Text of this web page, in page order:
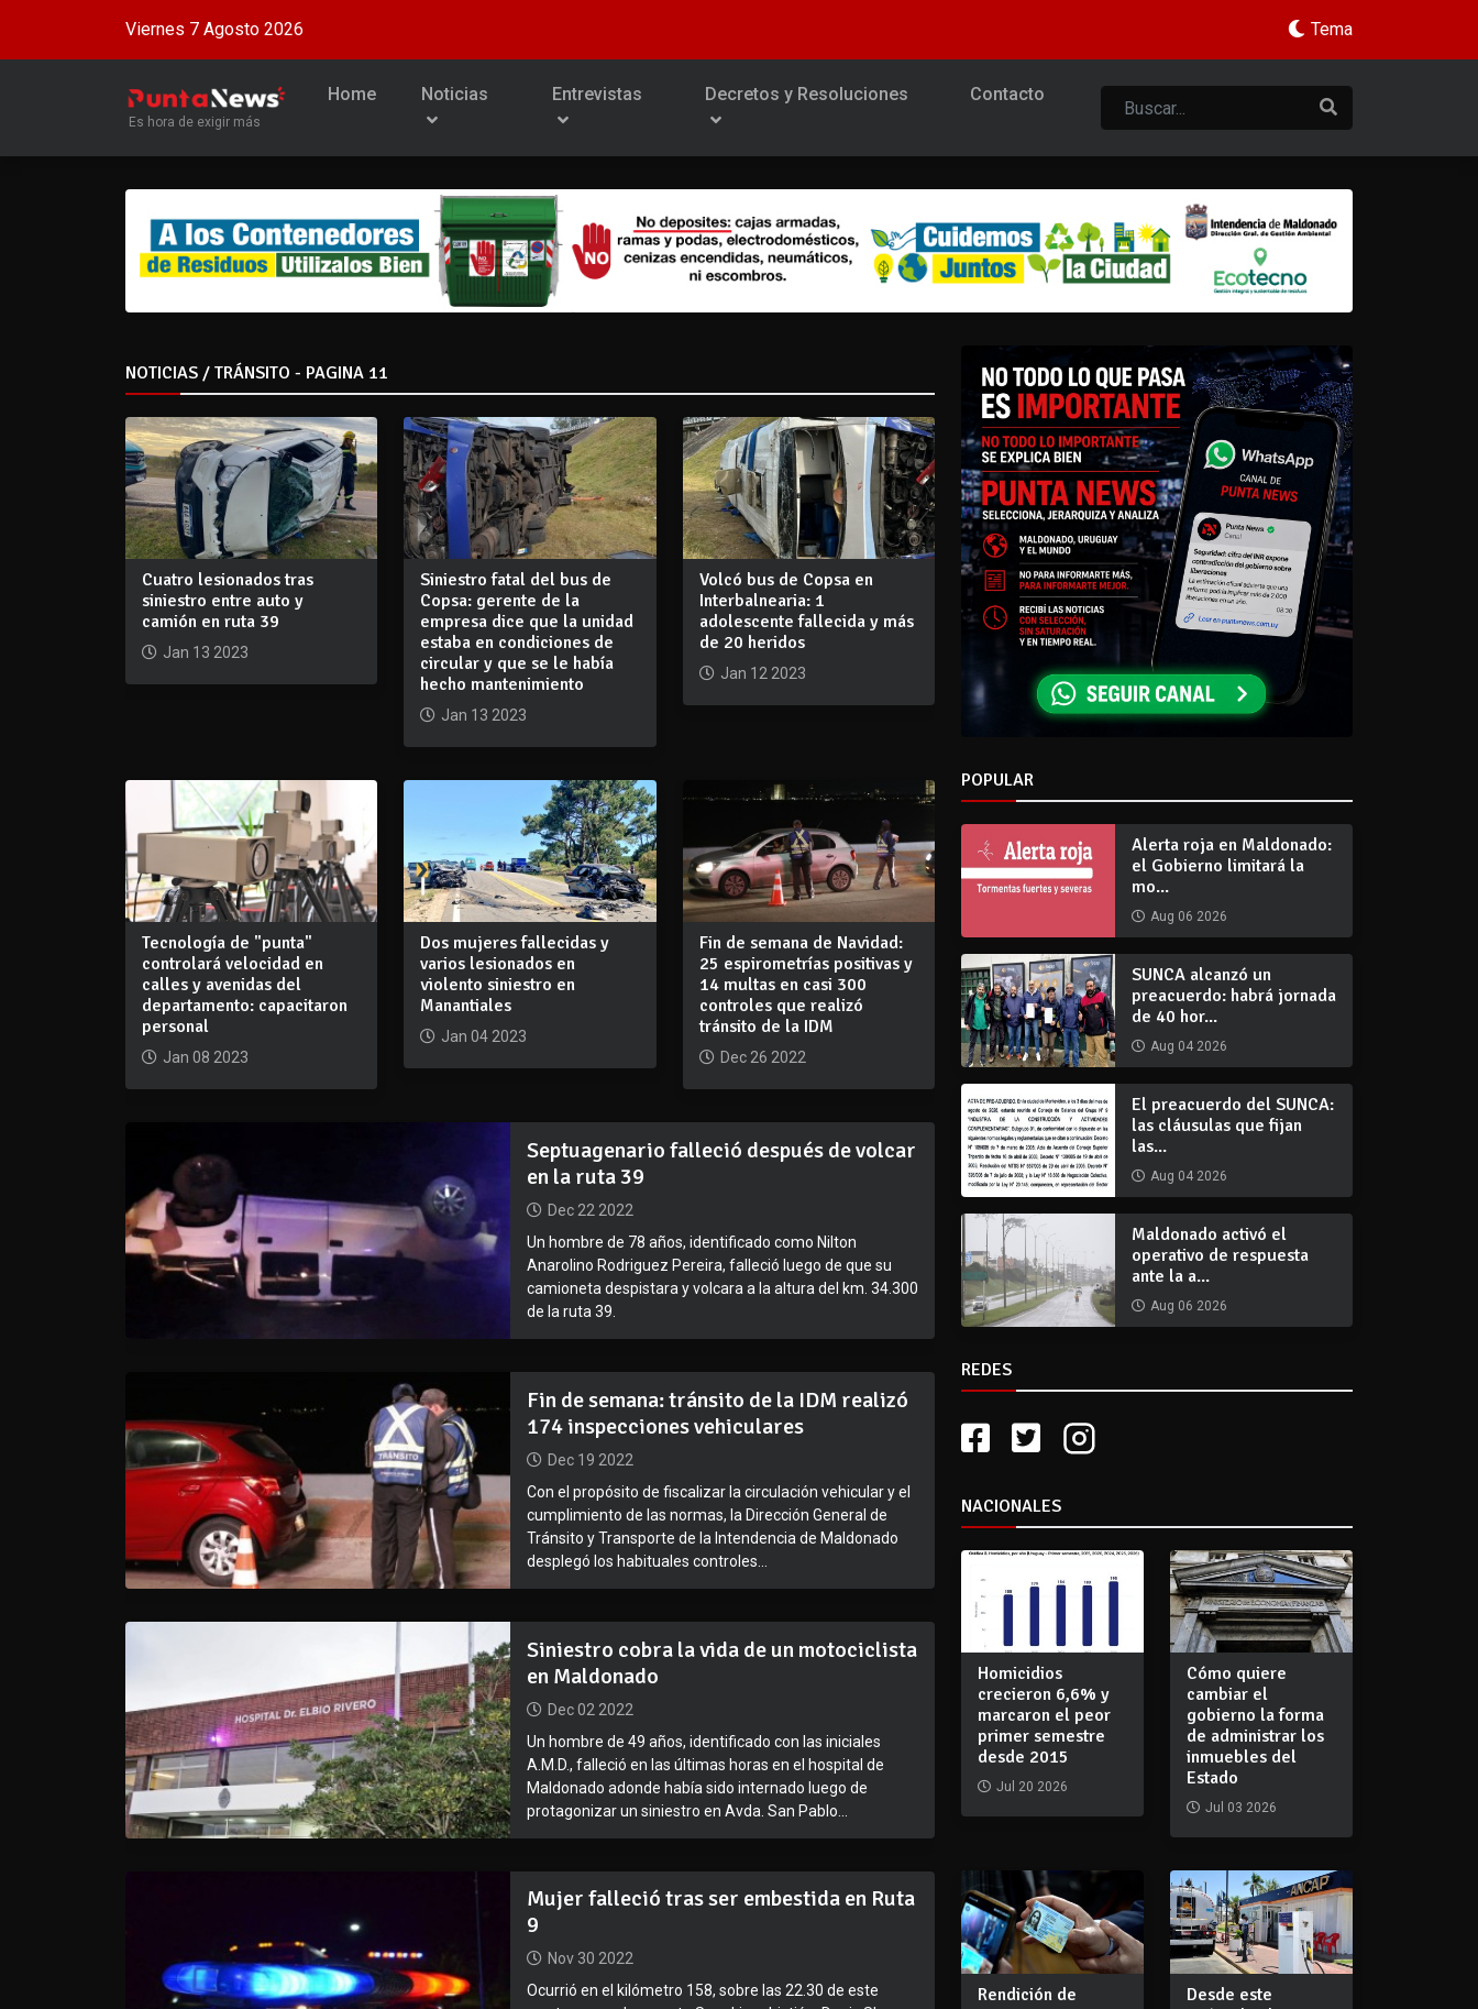
Viernes 7 Agosto 2026 Tema
Es hora de exigir más
Home Noticias Entrevistas Decretos y Resoluciones Contacto
NOTICIAS / TRÁNSITO - PAGINA 11
Cuatro lesionados tras
siniestro entre auto y
camión en ruta 39
Jan 13 2023
Siniestro fatal del bus de
Copsa: gerente de la
empresa dice que la unidad
estaba en condiciones de
circular y que se le había
hecho mantenimiento
Jan 13 2023
Volcó bus de Copsa en
Interbalnearia: 1
adolescente fallecida y más
de 20 heridos
Jan 12 2023
Tecnología de "punta"
controlará velocidad en
calles y avenidas del
departamento: capacitaron
personal
Jan 08 2023
Dos mujeres fallecidas y
varios lesionados en
violento siniestro en
Manantiales
Jan 04 2023
Fin de semana de Navidad:
25 espirometrías positivas y
14 multas en casi 300
controles que realizó
tránsito de la IDM
Dec 26 2022
Septuagenario falleció después de volcar
en la ruta 39
Dec 22 2022
Un hombre de 78 años, identificado como Nilton
Anarolino Rodriguez Pereira, falleció luego de que su
camioneta despistara y volcara a la altura del km. 34.300
de la ruta 39.
Fin de semana: tránsito de la IDM realizó
174 inspecciones vehiculares
Dec 19 2022
Con el propósito de fiscalizar la circulación vehicular y el
cumplimiento de las normas, la Dirección General de
Tránsito y Transporte de la Intendencia de Maldonado
desplegó los habituales controles...
Siniestro cobra la vida de un motociclista
en Maldonado
Dec 02 2022
Un hombre de 49 años, identificado con las iniciales
A.M.D., falleció en las últimas horas en el hospital de
Maldonado adonde había sido internado luego de
protagonizar un siniestro en Avda. San Pablo...
Mujer falleció tras ser embestida en Ruta
9
Nov 30 2022
Ocurrió en el kilómetro 158, sobre las 22.30 de este
POPULAR
Alerta roja en Maldonado:
el Gobierno limitará la
mo...
Aug 06 2026
SUNCA alcanzó un
preacuerdo: habrá jornada
de 40 hor...
Aug 04 2026
El preacuerdo del SUNCA:
las cláusulas que fijan
las...
Aug 04 2026
Maldonado activó el
operativo de respuesta
ante la a...
Aug 06 2026
REDES
NACIONALES
Homicidios
crecieron 6,6% y
marcaron el peor
primer semestre
desde 2015
Jul 20 2026
Cómo quiere
cambiar el
gobierno la forma
de administrar los
inmuebles del
Estado
Jul 03 2026
Rendición de
Desde este